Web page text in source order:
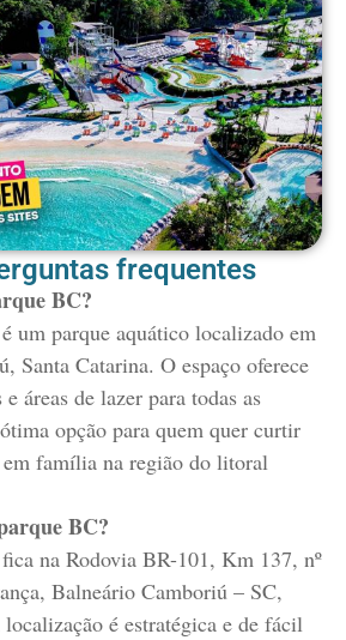
frequentes
BC?
um parque aquático localizado em
Santa Catarina. O espaço oferece
áreas de lazer para todas as
opção para quem quer curtir
família na região do litoral
BC?
na Rodovia BR-101, Km 137, nº
Balneário Camboriú – SC,
é estratégica e de fácil